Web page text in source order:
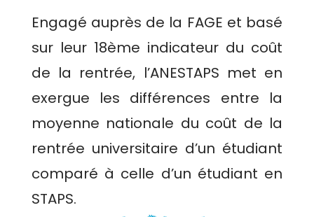
Engagé auprès de la FAGE et basé
sur leur 18ème indicateur du coût
de la rentrée, l’ANESTAPS met en
exergue les différences entre la
moyenne nationale du coût de la
rentrée universitaire d’un étudiant
comparé à celle d’un étudiant en
STAPS.